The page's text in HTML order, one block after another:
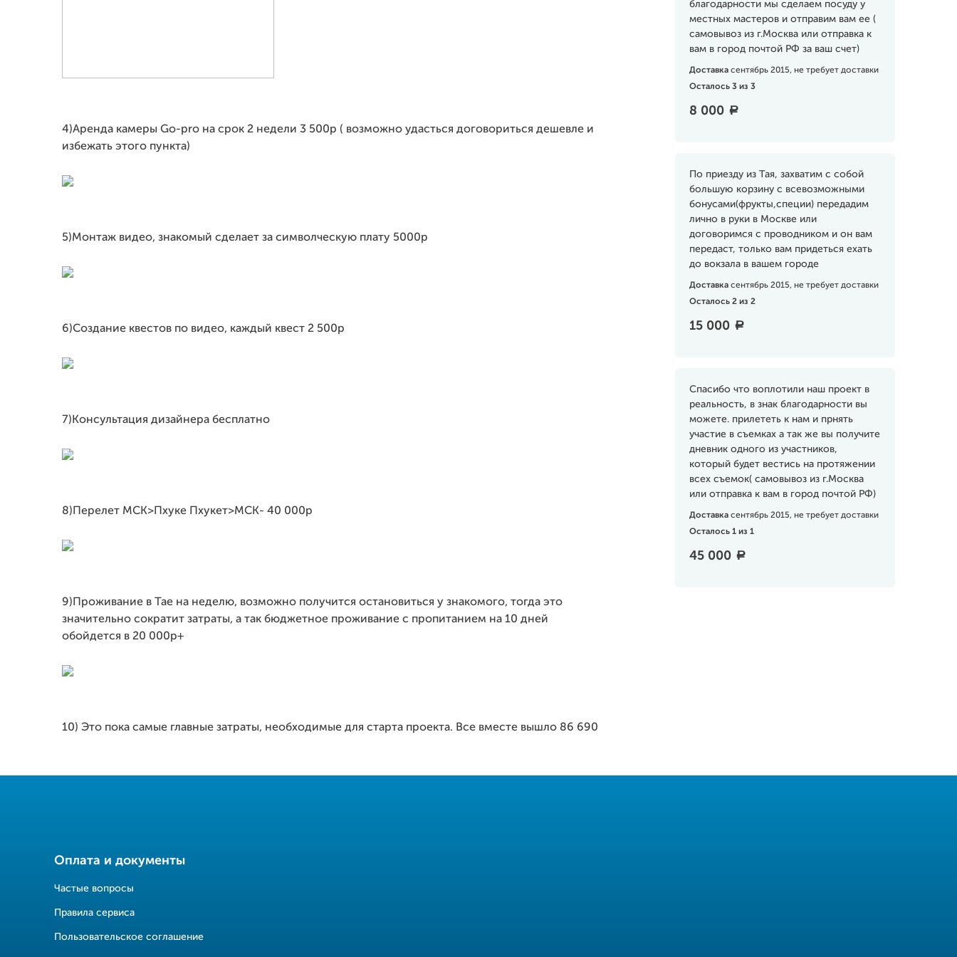
благодарности мы сделаем посуду у
местных мастеров и отправим вам ее (
самовывоз из г.Москва или отправка к
вам в город почтой РФ за ваш счет)
Доставка сентябрь 2015, не требует доставки
Осталось 3 из 3
8 000 a
По приезду из Тая, захватим с собой
большую корзину с всевозможными
бонусами(фрукты,специи) передадим
лично в руки в Москве или
договоримся с проводником и он вам
передаст, только вам придеться ехать
до вокзала в вашем городе
Доставка сентябрь 2015, не требует доставки
Осталось 2 из 2
15 000 a
Спасибо что воплотили наш проект в
реальность, в знак благодарности вы
можете. прилететь к нам и прнять
участие в съемках а так же вы получите
дневник одного из участников,
который будет вестись на протяжении
всех съемок( самовывоз из г.Москва
или отправка к вам в город почтой РФ)
Доставка сентябрь 2015, не требует доставки
Осталось 1 из 1
45 000 a
4)Аренда камеры Go-pro на срок 2 недели 3 500р ( возможно удасться договориться дешевле и
избежать этого пункта)
5)Монтаж видео, знакомый сделает за символческую плату 5000р
6)Создание квестов по видео, каждый квест 2 500р
7)Консультация дизайнера бесплатно
8)Перелет МСК>Пхуке Пхукет>МСК- 40 000р
9)Проживание в Тае на неделю, возможно получится остановиться у знакомого, тогда это
значительно сократит затраты, а так бюджетное проживание с пропитанием на 10 дней
обойдется в 20 000р+
10) Это пока самые главные затраты, необходимые для старта проекта. Все вместе вышло 86 690
Оплата и документы
Частые вопросы
Правила сервиса
Пользовательское соглашение